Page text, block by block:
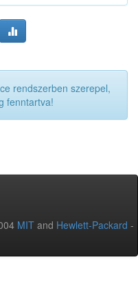
rendszerben szerepel,
fenntartva!
MIT and Hewlett-Packard -